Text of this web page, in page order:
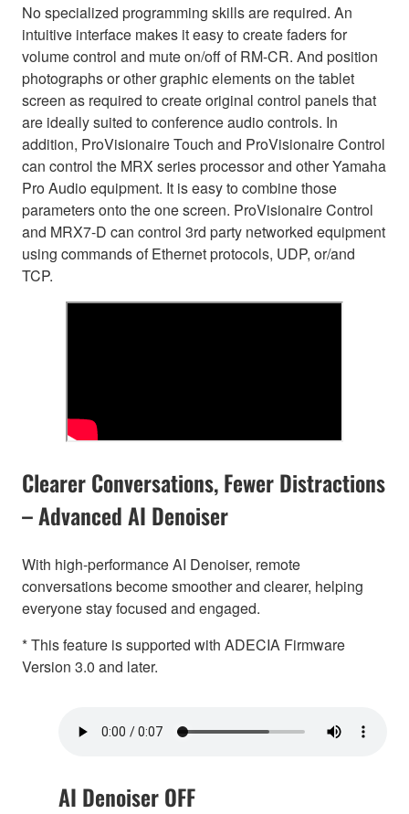
No specialized programming skills are required. An
intuitive interface makes it easy to create faders for
volume control and mute on/off of RM-CR. And position
photographs or other graphic elements on the tablet
screen as required to create original control panels that
are ideally suited to conference audio controls. In
addition, ProVisionaire Touch and ProVisionaire Control
can control the MRX series processor and other Yamaha
Pro Audio equipment. It is easy to combine those
parameters onto the one screen. ProVisionaire Control
and MRX7-D can control 3rd party networked equipment
using commands of Ethernet protocols, UDP, or/and
TCP.
Clearer Conversations, Fewer Distractions
– Advanced AI Denoiser
With high-performance AI Denoiser, remote
conversations become smoother and clearer, helping
everyone stay focused and engaged.
* This feature is supported with ADECIA Firmware
Version 3.0 and later.
AI Denoiser OFF